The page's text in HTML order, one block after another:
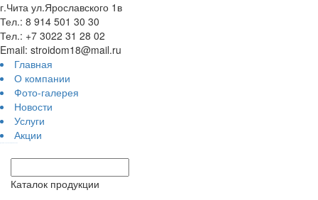
г.Чита ул.Ярославского 1в
Тел.: 8 914 501 30 30
Тел.: +7 3022 31 28 02
Email: stroidom18@mail.ru
Главная
О компании
Фото-галерея
Новости
Услуги
Акции
Каталок продукции